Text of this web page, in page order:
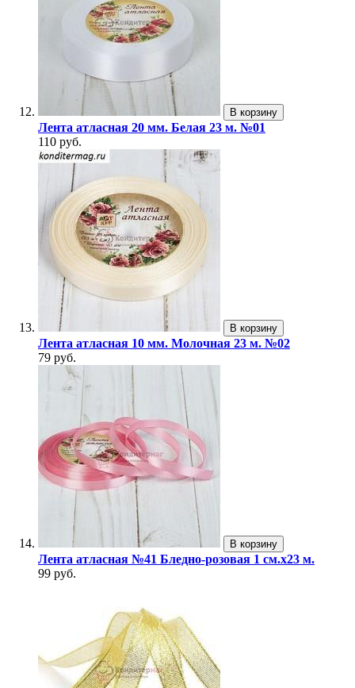
В корзину
Лента атласная 20 мм. Белая 23 м. №01
110 руб.
В корзину
Лента атласная 10 мм. Молочная 23 м. №02
79 руб.
В корзину
Лента атласная №41 Бледно-розовая 1 см.х23 м.
99 руб.